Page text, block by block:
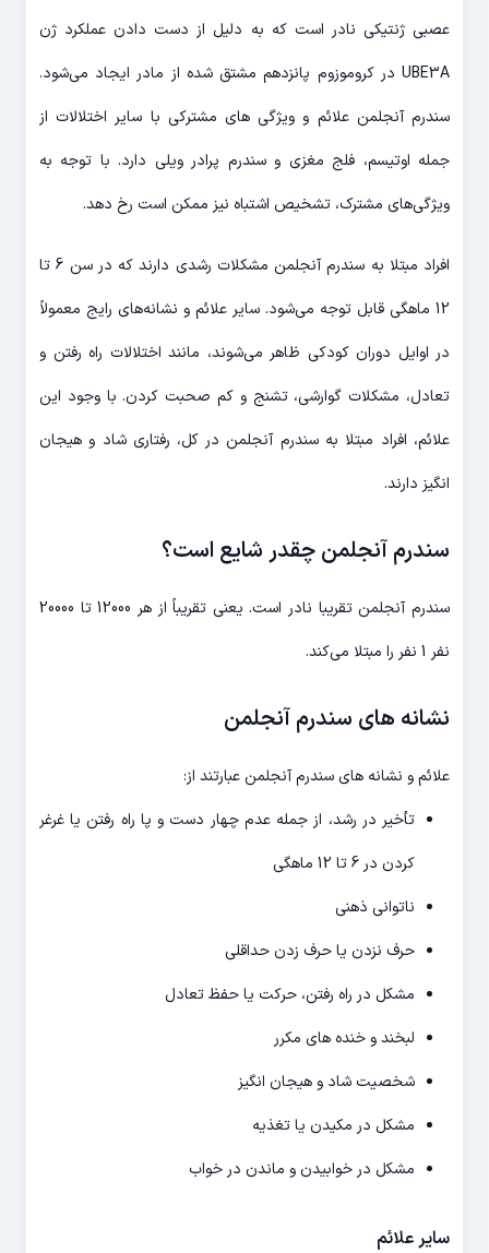
عصبی ژنتیکی نادر است که به دلیل از دست دادن عملکرد ژن
UBE3A در کروموزوم پانزدهم مشتق شده از مادر ایجاد می‌شود.
سندرم آنجلمن علائم و ویژگی های مشترکی با سایر اختلالات از
جمله اوتیسم، فلج مغزی و سندرم پرادر ویلی دارد. با توجه به
ویژگی‌های مشترک، تشخیص اشتباه نیز ممکن است رخ دهد.
افراد مبتلا به سندرم آنجلمن مشکلات رشدی دارند که در سن 6 تا
12 ماهگی قابل توجه می‌شود. سایر علائم و نشانه‌های رایج معمولاً
در اوایل دوران کودکی ظاهر می‌شوند، مانند اختلالات راه رفتن و
تعادل، مشکلات گوارشی، تشنج و کم صحبت کردن. با وجود این
علائم، افراد مبتلا به سندرم آنجلمن در کل، رفتاری شاد و هیجان
انگیز دارند.
سندرم آنجلمن چقدر شایع است؟
سندرم آنجلمن تقریبا نادر است. یعنی تقریباً از هر 12000 تا 20000
نفر 1 نفر را مبتلا می‌کند.
نشانه های سندرم آنجلمن
علائم و نشانه های سندرم آنجلمن عبارتند از:
تأخیر در رشد، از جمله عدم چهار دست و پا راه رفتن یا غرغر
کردن در 6 تا 12 ماهگی
ناتوانی ذهنی
حرف نزدن یا حرف زدن حداقلی
مشکل در راه رفتن، حرکت یا حفظ تعادل
لبخند و خنده های مکرر
شخصیت شاد و هیجان انگیز
مشکل در مکیدن یا تغذیه
مشکل در خوابیدن و ماندن در خواب
سایر علائم